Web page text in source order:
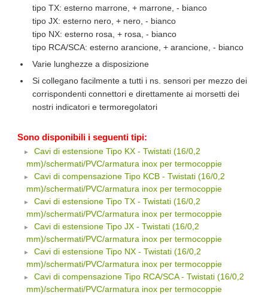
tipo TX: esterno marrone, + marrone, - bianco
tipo JX: esterno nero, + nero, - bianco
tipo NX: esterno rosa, + rosa, - bianco
tipo RCA/SCA: esterno arancione, + arancione, - bianco
Varie lunghezze a disposizione
Si collegano facilmente a tutti i ns. sensori per mezzo dei
corrispondenti connettori e direttamente ai morsetti dei
nostri indicatori e termoregolatori
Sono disponibili i seguenti tipi:
Cavi di estensione Tipo KX - Twistati (16/0,2
mm)/schermati/PVC/armatura inox per termocoppie
Cavi di compensazione Tipo KCB - Twistati (16/0,2
mm)/schermati/PVC/armatura inox per termocoppie
Cavi di estensione Tipo TX - Twistati (16/0,2
mm)/schermati/PVC/armatura inox per termocoppie
Cavi di estensione Tipo JX - Twistati (16/0,2
mm)/schermati/PVC/armatura inox per termocoppie
Cavi di estensione Tipo NX - Twistati (16/0,2
mm)/schermati/PVC/armatura inox per termocoppie
Cavi di compensazione Tipo RCA/SCA - Twistati (16/0,2
mm)/schermati/PVC/armatura inox per termocoppie